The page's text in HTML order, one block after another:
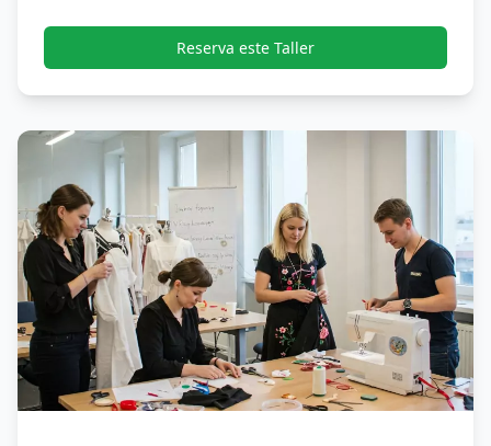
Reserva este Taller